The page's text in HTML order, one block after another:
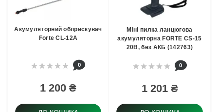
Акумуляторний обприскувач
Forte CL-12A
0
1 200 ₴
Міні пилка ланцюгова
акумуляторна FORTE CS-15
20В, без АКБ (142763)
0
1 201 ₴